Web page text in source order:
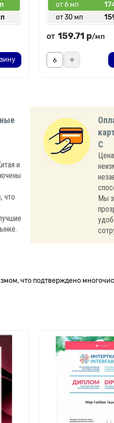
от 6 мп
от 30 мп
от 159.71 р/мп
и
что
С
Мы
что подтверждено